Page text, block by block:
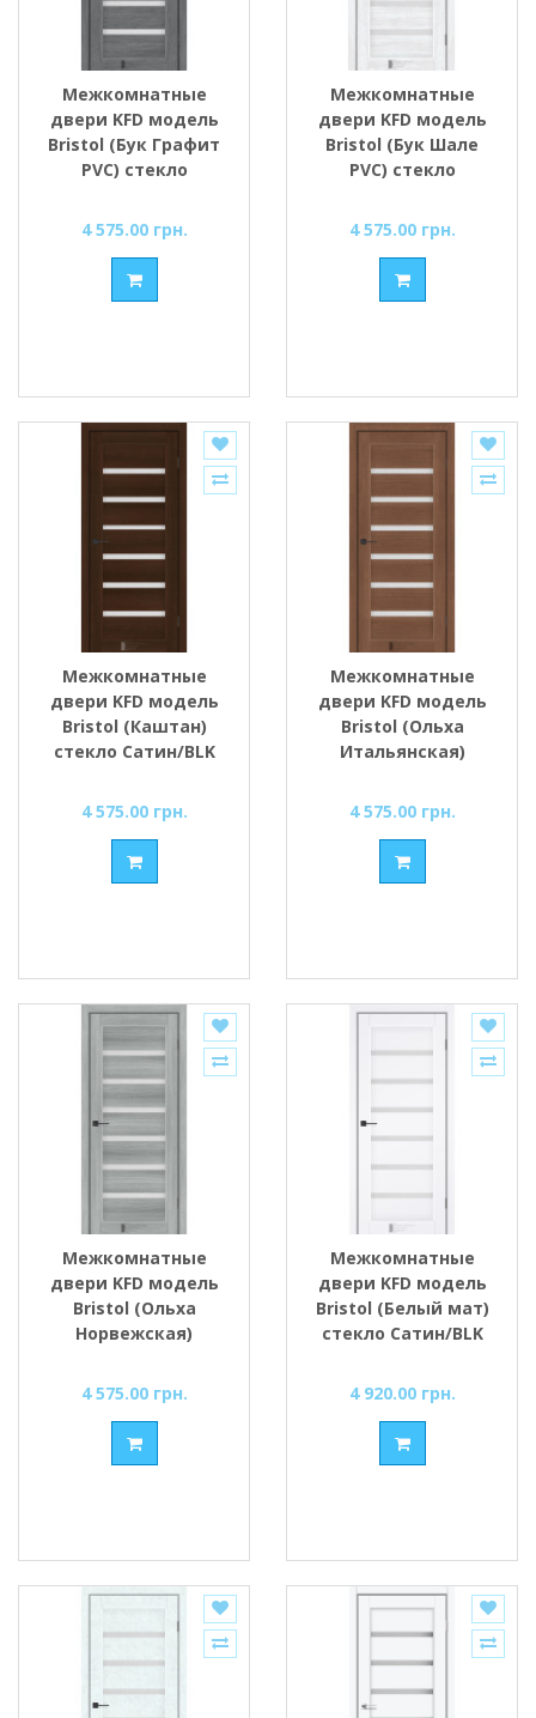
Межкомнатные
двери KFD модель
Bristol (Бук Графит
PVC) стекло
4 575.00 грн.
Межкомнатные
двери KFD модель
Bristol (Бук Шале
PVC) стекло
4 575.00 грн.
Межкомнатные
двери KFD модель
Bristol (Каштан)
стекло Сатин/BLK
4 575.00 грн.
Межкомнатные
двери KFD модель
Bristol (Ольха
Итальянская)
4 575.00 грн.
Межкомнатные
двери KFD модель
Bristol (Ольха
Норвежская)
4 575.00 грн.
Межкомнатные
двери KFD модель
Bristol (Белый мат)
стекло Сатин/BLK
4 920.00 грн.